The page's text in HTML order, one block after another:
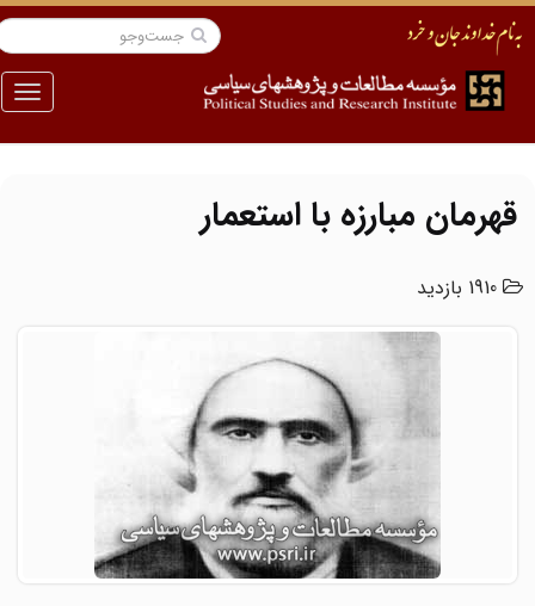
منو
قهرمان مبارزه با استعمار
1910 بازدید